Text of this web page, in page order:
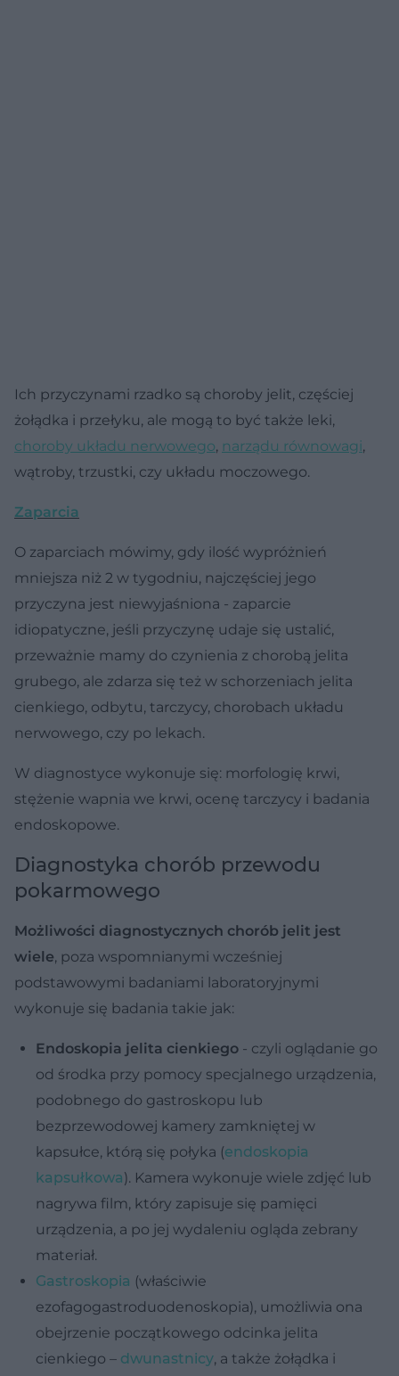
Ich przyczynami rzadko są choroby jelit, częściej
żołądka i przełyku, ale mogą to być także leki,
choroby układu nerwowego, narządu równowagi,
wątroby, trzustki, czy układu moczowego.
Zaparcia
O zaparciach mówimy, gdy ilość wypróżnień
mniejsza niż 2 w tygodniu, najczęściej jego
przyczyna jest niewyjaśniona - zaparcie
idiopatyczne, jeśli przyczynę udaje się ustalić,
przeważnie mamy do czynienia z chorobą jelita
grubego, ale zdarza się też w schorzeniach jelita
cienkiego, odbytu, tarczycy, chorobach układu
nerwowego, czy po lekach.
W diagnostyce wykonuje się: morfologię krwi,
stężenie wapnia we krwi, ocenę tarczycy i badania
endoskopowe.
Diagnostyka chorób przewodu
pokarmowego
Możliwości diagnostycznych chorób jelit jest
wiele, poza wspomnianymi wcześniej
podstawowymi badaniami laboratoryjnymi
wykonuje się badania takie jak:
Endoskopia jelita cienkiego - czyli oglądanie go
od środka przy pomocy specjalnego urządzenia,
podobnego do gastroskopu lub
bezprzewodowej kamery zamkniętej w
kapsułce, którą się połyka (endoskopia
kapsułkowa). Kamera wykonuje wiele zdjęć lub
nagrywa film, który zapisuje się pamięci
urządzenia, a po jej wydaleniu ogląda zebrany
materiał.
Gastroskopia (właściwie
ezofagogastroduodenoskopia), umożliwia ona
obejrzenie początkowego odcinka jelita
cienkiego – dwunastnicy, a także żołądka i